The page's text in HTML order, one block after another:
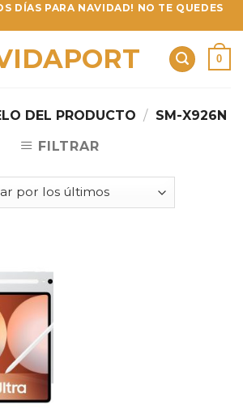
DÍAS PARA NAVIDAD! NO TE QUEDES
0
DEL PRODUCTO / SM-X926N
FILTRAR